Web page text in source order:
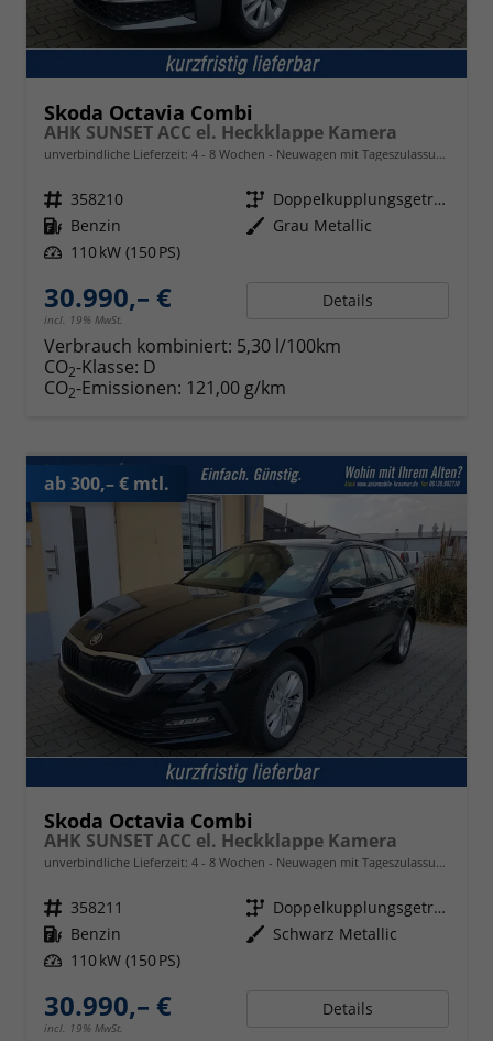
Skoda Octavia Combi
AHK SUNSET ACC el. Heckklappe Kamera
unverbindliche Lieferzeit: 4 - 8 Wochen Neuwagen mit Tageszulassung
Fahrzeugnr. 358210 Getriebe
Doppelkupplungsgetriebe (DSG)
Kraftstoff Benzin Außenfarbe Grau Metallic
Leistung 110 kW (150 PS)
30.990,– €
incl. 19% MwSt.
Details
Verbrauch kombiniert: 5,30 l/100km
CO2-Klasse: D
CO2-Emissionen: 121,00 g/km
ab 300,– € mtl.
Skoda Octavia Combi
AHK SUNSET ACC el. Heckklappe Kamera
unverbindliche Lieferzeit: 4 - 8 Wochen Neuwagen mit Tageszulassung
Fahrzeugnr. 358211 Getriebe
Doppelkupplungsgetriebe (DSG)
Kraftstoff Benzin Außenfarbe Schwarz Metallic
Leistung 110 kW (150 PS)
30.990,– €
incl. 19% MwSt.
Details